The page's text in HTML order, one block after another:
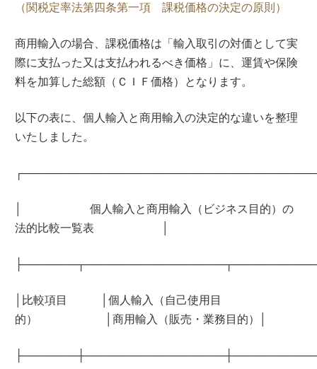
（関税定率法第四条第一項 課税価格の決定の原則）
商用輸入の場合、課税価格は「輸入取引の対価として実
際に支払った又は支払われるべき価格」に、運賃や保険
料を加算した総額（ＣＩＦ価格）となります。
以下の表に、個人輸入と商用輸入の決定的な違いを整理
いたしました。
│ 個人輸入と商用輸入（ビジネス目的）の
法的比較一覧表 │
│比較項目 │個人輸入（自己使用目
的） │商用輸入（販売・業務目的）│